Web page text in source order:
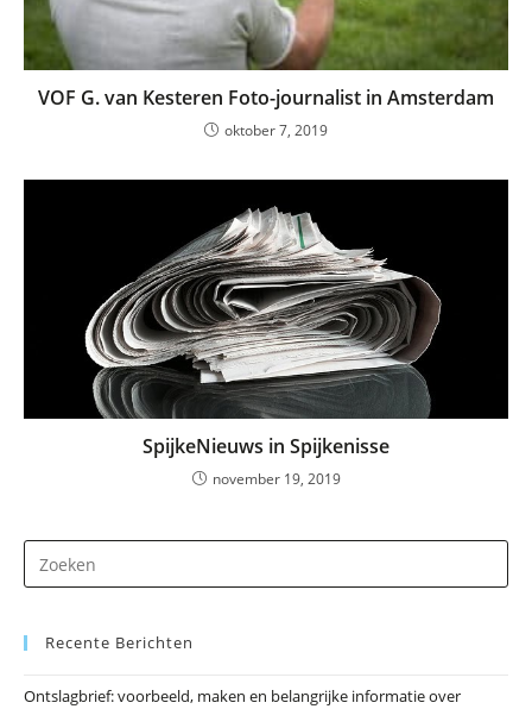
VOF G. van Kesteren Foto-journalist in Amsterdam
oktober 7, 2019
SpijkeNieuws in Spijkenisse
november 19, 2019
op
Recente Berichten
Ontslagbrief: voorbeeld, maken en belangrijke informatie over